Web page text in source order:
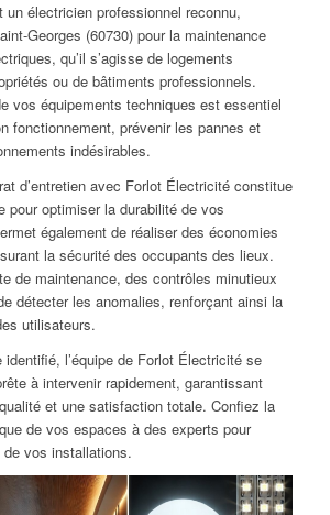
électricien professionnel reconnu,
Georges (60730) pour la maintenance
qu’il s’agisse de logements
ou de bâtiments professionnels.
vos équipements techniques est essentiel
fonctionnement, prévenir les pannes et
indésirables.
d’entretien avec Forlot Électricité constitue
pour optimiser la durabilité de vos
également de réaliser des économies
la sécurité des occupants des lieux.
de maintenance, des contrôles minutieux
détecter les anomalies, renforçant ainsi la
utilisateurs.
l’équipe de Forlot Électricité se
à intervenir rapidement, garantissant
et une satisfaction totale. Confiez la
de vos espaces à des experts pour
vos installations.